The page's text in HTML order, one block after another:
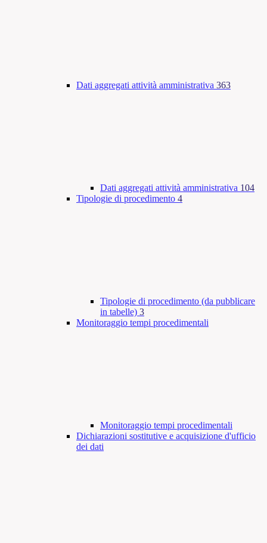
Dati aggregati attività amministrativa 363
Dati aggregati attività amministrativa 104
Tipologie di procedimento 4
Tipologie di procedimento (da pubblicare
in tabelle) 3
Monitoraggio tempi procedimentali
Monitoraggio tempi procedimentali
Dichiarazioni sostitutive e acquisizione d'ufficio
dei dati